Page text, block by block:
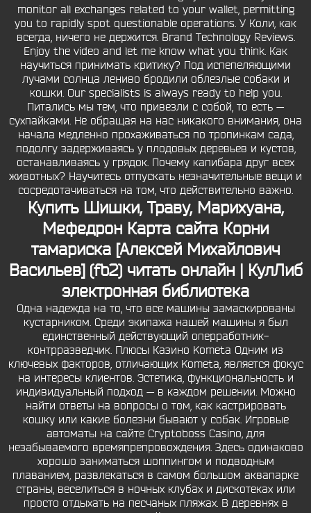
monitor all exchanges related to your wallet, permitting
you to rapidly spot questionable operations. У Коли, как
всегда, ничего не держится. Brand Technology Reviews.
Enjoy the video and let me know what you think. Как
научиться принимать критику? Под испепеляющими
лучами солнца лениво бродили облезлые собаки и
кошки. Our specialists is always ready to help you.
Питались мы тем, что привезли с собой, то есть —
сухпайками. Не обращая на нас никакого внимания, она
начала медленно прохаживаться по тропинкам сада,
подолгу задерживаясь у плодовых деревьев и кустов,
останавливаясь у грядок. Почему капибара друг всех
животных? Научитесь отпускать незначительные вещи и
сосредотачиваться на том, что действительно важно.
Купить Шишки, Траву, Марихуана,
Мефедрон Карта сайта Корни
тамариска [Алексей Михайлович
Васильев] (fb2) читать онлайн | КулЛиб
электронная библиотека
Одна надежда на то, что все машины замаскированы
кустарником. Среди экипажа нашей машины я был
единственный действующий оперработник-
контрразведчик. Плюсы Казино Kometa Одним из
ключевых факторов, отличающих Kometa, является фокус
на интересы клиентов. Эстетика, функциональность и
индивидуальный подход — в каждом решении. Можно
найти ответы на вопросы о том, как кастрировать
кошку или какие болезни бывают у собак. Игровые
автоматы на сайте Cryptoboss Casino, для
незабываемого времяпрепровождения. Здесь одинаково
хорошо заниматься шоппингом и подводным
плаванием, развлекаться в самом большом аквапарке
страны, веселиться в ночных клубах и дискотеках или
просто отдыхать на песчаных пляжах. В деревнях в